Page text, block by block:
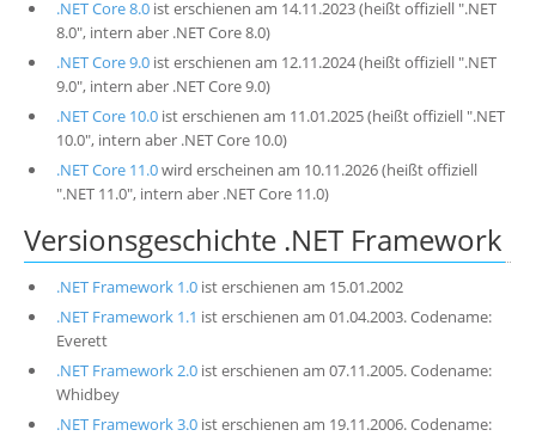
.NET Core 8.0ist erschienen am 14.11.2023 (heißt offiziell ".NET
8.0", intern aber .NET Core 8.0)
.NET Core 9.0ist erschienen am 12.11.2024 (heißt offiziell ".NET
9.0", intern aber .NET Core 9.0)
.NET Core 10.0ist erschienen am 11.01.2025 (heißt offiziell ".NET
10.0", intern aber .NET Core 10.0)
.NET Core 11.0wird erscheinen am 10.11.2026 (heißt offiziell
".NET 11.0", intern aber .NET Core 11.0)
Versionsgeschichte .NET Framework
.NET Framework 1.0ist erschienen am 15.01.2002
.NET Framework 1.1 ist erschienen am 01.04.2003. Codename:
Everett
.NET Framework 2.0ist erschienen am 07.11.2005. Codename:
Whidbey
.NET Framework 3.0ist erschienen am 19.11.2006. Codename: